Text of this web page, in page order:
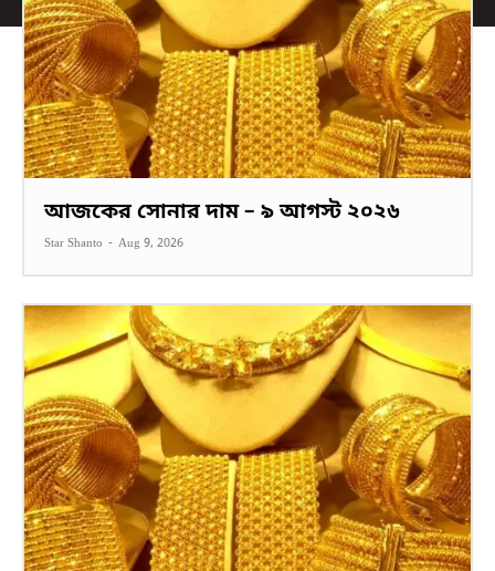
আজকের সোনার দাম – ৯ আগস্ট ২০২৬
Star Shanto - Aug 9, 2026